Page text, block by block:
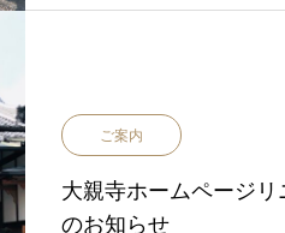
ご案内
大親寺ホームページリ
のお知らせ
アルのお知らせ